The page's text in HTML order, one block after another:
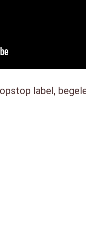
label,